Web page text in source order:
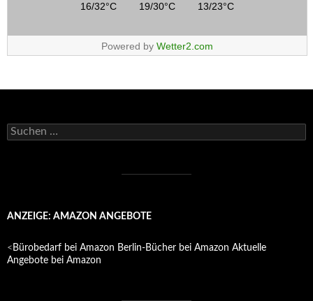
16/32°C 19/30°C 13/23°C
Powered by Wetter2.com
Suchen
nach:
ANZEIGE: AMAZON ANGEBOTE
< Bürobedarf bei Amazon Berlin-Bücher bei Amazon Aktuelle
Angebote bei Amazon